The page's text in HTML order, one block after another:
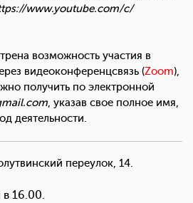
www.youtube.com/c/
возможность участия в
видеоконференцсвязь (Zoom),
получить по электронной
, указав свое полное имя,
деятельности.
переулок, 14.
16.00.